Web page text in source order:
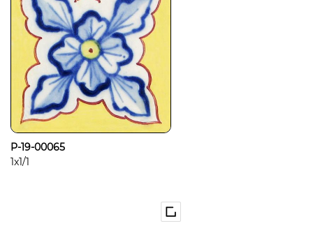
P-19-00065
1x1/1